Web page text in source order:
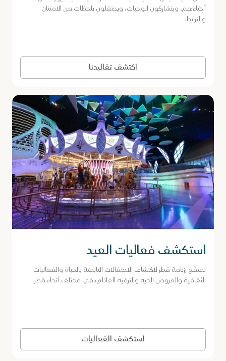
أحبّاءهم، ويتشاركون الوجبات، ويحتفلون بلحظات من الامتنان
والترابط.
اكتشف تقاليدنا
استكشف فعاليات العيد
تصفّح رزنامة قطر لاكتشاف الاحتفالات النابضة بالحياة والفعاليات
الثقافية والعروض الحية والترفيه العائلي في مختلف أنحاء قطر.
استكشف الفعاليات